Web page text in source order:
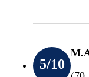
5/10